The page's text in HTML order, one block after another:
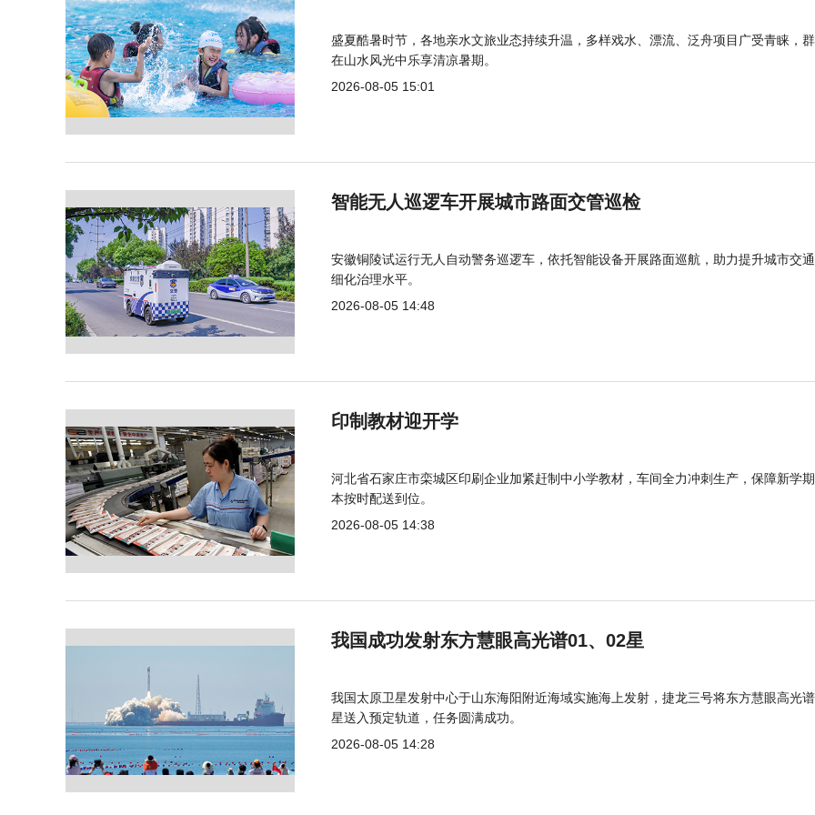
盛夏酷暑时节，各地亲水文旅业态持续升温，多样戏水、漂流、泛舟项目广受青睐，
在山水风光中乐享清凉暑期。
2026-08-05 15:01
智能无人巡逻车开展城市路面交管巡检
安徽铜陵试运行无人自动警务巡逻车，依托智能设备开展路面巡航，助力提升城市交
细化治理水平。
2026-08-05 14:48
印制教材迎开学
河北省石家庄市栾城区印刷企业加紧赶制中小学教材，车间全力冲刺生产，保障新学
本按时配送到位。
2026-08-05 14:38
我国成功发射东方慧眼高光谱01、02星
我国太原卫星发射中心于山东海阳附近海域实施海上发射，捷龙三号将东方慧眼高光
星送入预定轨道，任务圆满成功。
2026-08-05 14:28